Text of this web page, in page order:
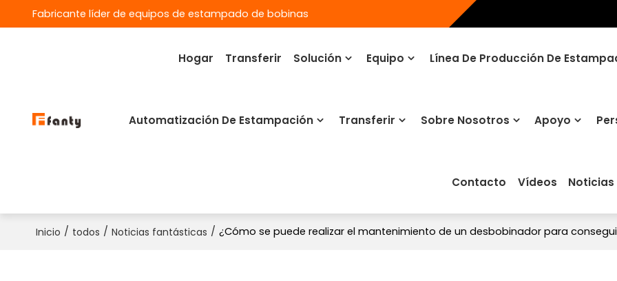
Fabricante líder de equipos de estampado de bobinas
Hogar Transferir Solución Equipo Línea De Producción De
Automatización De Estampación Transferir Sobre Nosotros Apoyo
Contacto Vídeos Noticias
Inicio / todos / Noticias fantásticas / ¿Cómo se puede realizar el mantenimiento de un desbobinador para